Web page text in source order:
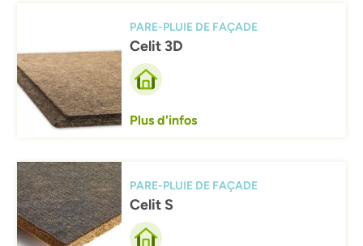
PARE-PLUIE DE FAÇADE
Celit 3D
Plus d'infos
Afbeelding
PARE-PLUIE DE FAÇADE
Celit S